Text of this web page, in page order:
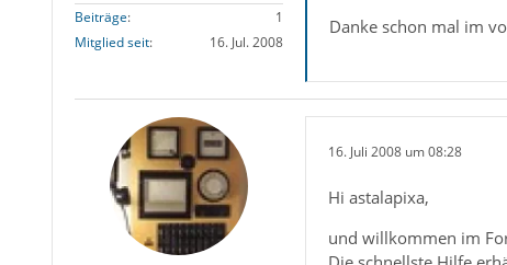
Beiträge
1
Mitglied seit
16. Jul. 2008
Danke schon mal im
16. Juli 2008 um 08:28
Hi astalapixa,
und willkommen im